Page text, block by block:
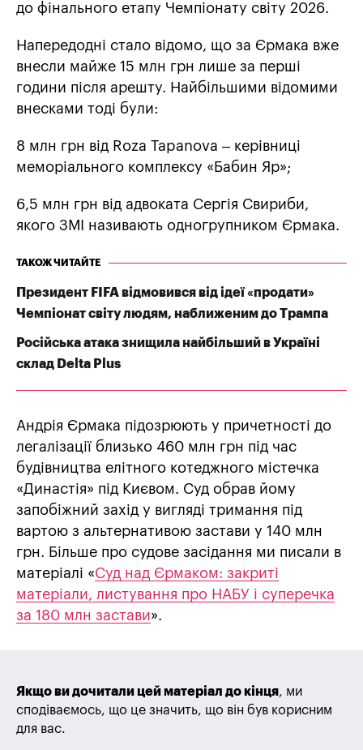
до фінального етапу Чемпіонату світу 2026.
Напередодні стало відомо, що за Єрмака вже
внесли майже 15 млн грн лише за перші
години після арешту. Найбільшими відомими
внесками тоді були:
8 млн грн від Roza Tapanova – керівниці
меморіального комплексу «Бабин Яр»;
6,5 млн грн від адвоката Сергія Свириби,
якого ЗМІ називають одногрупником Єрмака.
ТАКОЖ ЧИТАЙТЕ
Президент FIFA відмовився від ідеї «продати»
Чемпіонат світу людям, наближеним до Трампа
Російська атака знищила найбільший в Україні
склад Delta Plus
Андрія Єрмака підозрюють у причетності до
легалізації близько 460 млн грн під час
будівництва елітного котеджного містечка
«Династія» під Києвом. Суд обрав йому
запобіжний захід у вигляді тримання під
вартою з альтернативою застави у 140 млн
грн. Більше про судове засідання ми писали в
матеріалі «Суд над Єрмаком: закриті
матеріали, листування про НАБУ і суперечка
за 180 млн застави».
Якщо ви дочитали цей матеріал до кінця, ми
сподіваємось, що це значить, що він був корисним
для вас.